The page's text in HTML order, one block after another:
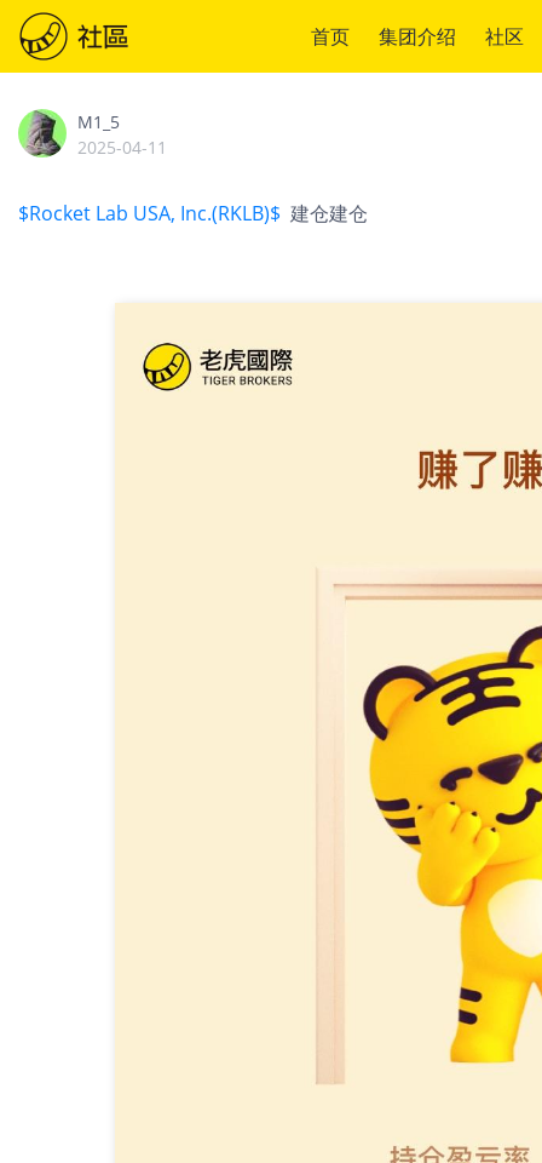
首页 集团介绍 社区
M1_5
2025-04-11
$Rocket Lab USA, Inc.(RKLB)$ 建仓建仓